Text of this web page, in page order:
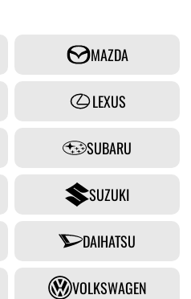
MAZDA
LEXUS
SUBARU
SUZUKI
DAIHATSU
VOLKSWAGEN